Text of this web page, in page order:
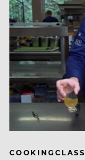
COOKINGCLASS